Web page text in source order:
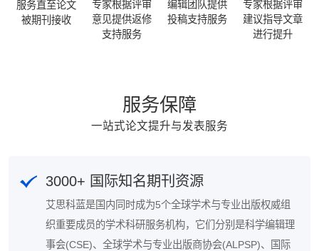
服务直至论文
被期刊接收
专家根据评审
意见提供返修
支持服务
编辑团队提供
投稿支持服务
专家根据评审
建议指导文章
进行提升
服务保障
一站式论文提升与发表服务
3000+ 国际知名期刊资源
艾思科蓝是国内同时成为5个全球学术与专业出版权威组
织重要成员的学术科研服务机构，它们分别是科学编辑理
事会(CSE)、全球学术与专业出版商协会(ALPSP)、国际